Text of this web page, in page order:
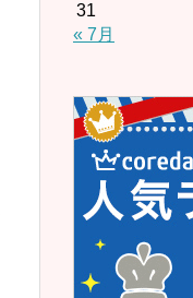
31
« 7月